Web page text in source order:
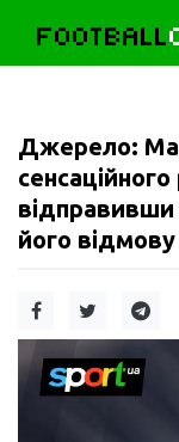
FOOTBALL
Джерело:
сенсаційного
його відмову